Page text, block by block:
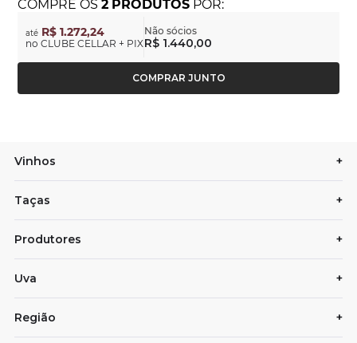
COMPREOS2 PRODUTOS POR:
até R$ 1.272,24
no CLUBE CELLAR + PIX
Não sócios
R$ 1.440,00
COMPRAR JUNTO
Vinhos +
Taças +
Produtores +
Uva +
Região +